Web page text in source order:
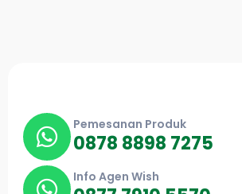
0878 8898 7275
Pemesanan Produk
Info Agen Wish